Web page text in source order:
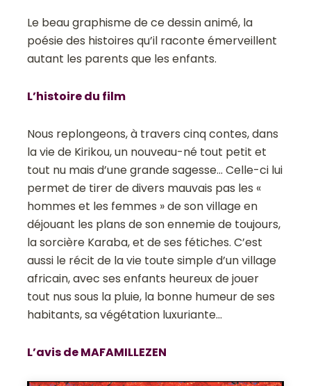
Le beau graphisme de ce dessin animé, la
poésie des histoires qu’il raconte émerveillent
autant les parents que les enfants.
L’histoire du film
Nous replongeons, à travers cinq contes, dans
la vie de Kirikou, un nouveau-né tout petit et
tout nu mais d’une grande sagesse… Celle-ci lui
permet de tirer de divers mauvais pas les «
hommes et les femmes » de son village en
déjouant les plans de son ennemie de toujours,
la sorcière Karaba, et de ses fétiches. C’est
aussi le récit de la vie toute simple d’un village
africain, avec ses enfants heureux de jouer
tout nus sous la pluie, la bonne humeur de ses
habitants, sa végétation luxuriante…
L’avis de MAFAMILLEZEN